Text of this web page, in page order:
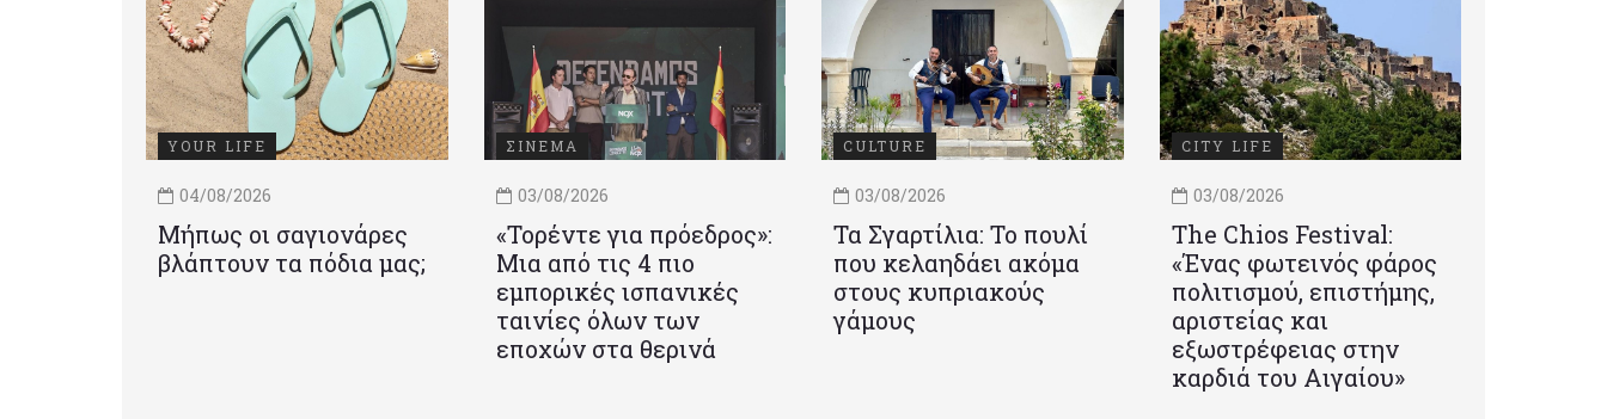
YOUR LIFE
04/08/2026
Μήπως οι σαγιονάρες
βλάπτουν τα πόδια μας;
ΣΙΝΕΜΑ
03/08/2026
«Τορέντε για πρόεδρος»:
Mια από τις 4 πιο
εμπορικές ισπανικές
ταινίες όλων των
εποχών στα θερινά
CULTURE
03/08/2026
Τα Σγαρτίλια: Το πουλί
που κελαηδάει ακόμα
στους κυπριακούς
γάμους
CITY LIFE
03/08/2026
Τhe Chios Festival:
«Ένας φωτεινός φάρος
πολιτισμού, επιστήμης,
αριστείας και
εξωστρέφειας στην
καρδιά του Αιγαίου»